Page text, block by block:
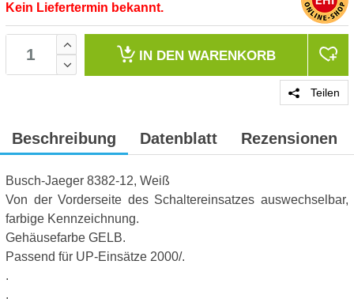
Kein Liefertermin bekannt.
IN DEN WARENKORB
Teilen
Beschreibung Datenblatt Rezensionen
Busch-Jaeger 8382-12, Weiß
Von der Vorderseite des Schaltereinsatzes auswechselbar,
farbige Kennzeichnung.
Gehäusefarbe GELB.
Passend für UP-Einsätze 2000/.
.
.